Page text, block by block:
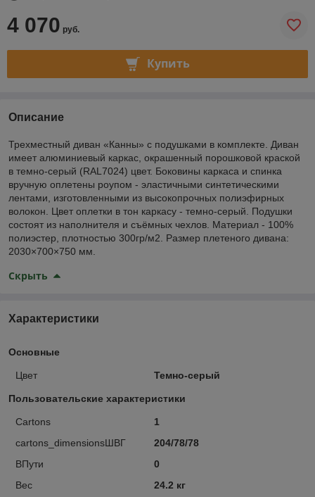
4 070 руб.
Купить
Описание
Трехместный диван «Канны» с подушками в комплекте. Диван
имеет алюминиевый каркас, окрашенный порошковой краской
в темно-серый (RAL7024) цвет. Боковины каркаса и спинка
вручную оплетены роупом - эластичными синтетическими
лентами, изготовленными из высокопрочных полиэфирных
волокон. Цвет оплетки в тон каркасу - темно-серый. Подушки
состоят из наполнителя и съёмных чехлов. Материал - 100%
полиэстер, плотностью 300гр/м2. Размер плетеного дивана:
2030×700×750 мм.
Скрыть
Характеристики
Основные
Цвет Темно-серый
Пользовательские характеристики
Cartons
1
cartons_dimensionsШВГ
204/78/78
ВПути
0
Вес
24.2 кг